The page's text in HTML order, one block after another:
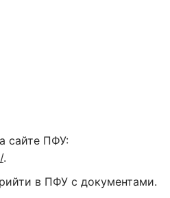
сайте ПФУ:
.
в ПФУ с документами.